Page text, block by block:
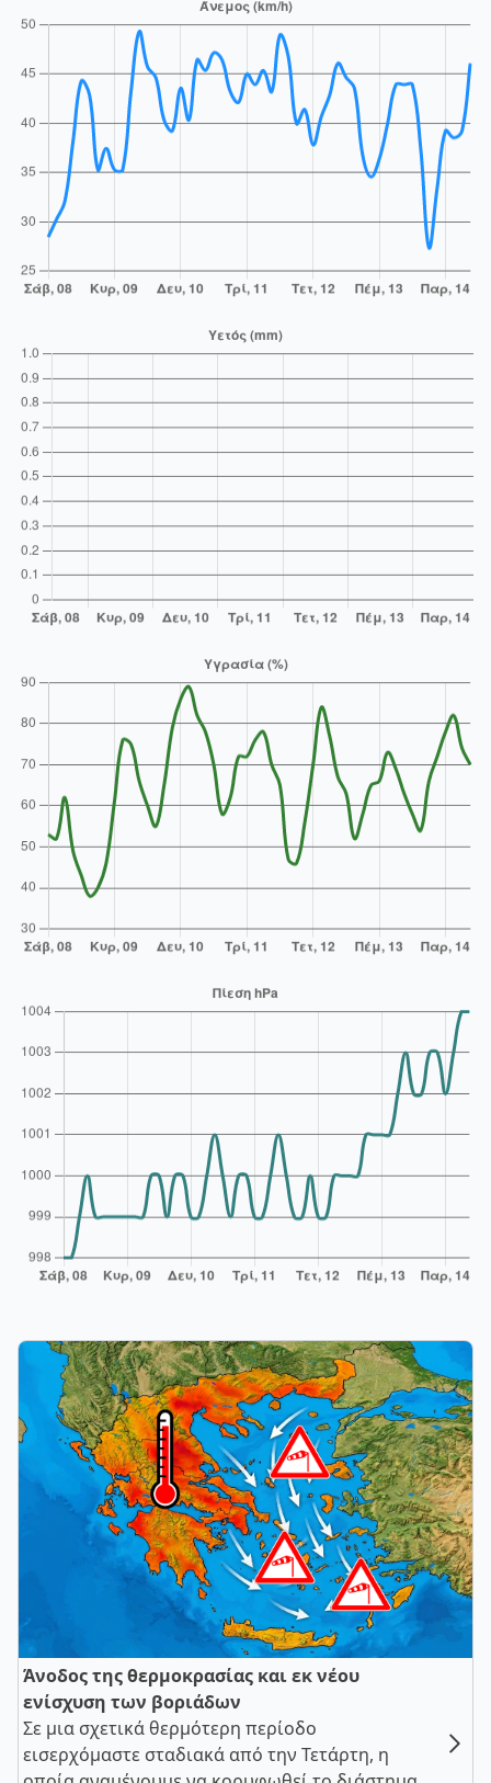
Άνοδος της θερμοκρασίας και εκ νέου
ενίσχυση των βοριάδων
Σε μια σχετικά θερμότερη περίοδο
εισερχόμαστε σταδιακά από την Τετάρτη, η